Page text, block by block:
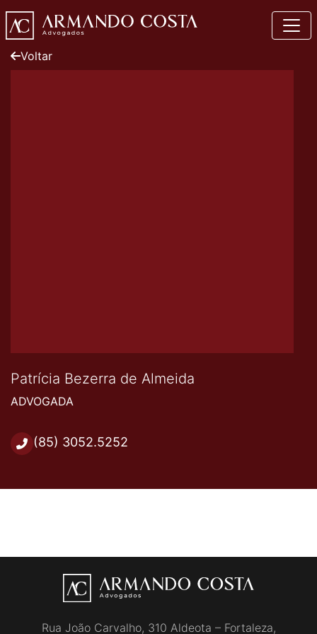
Voltar
Patrícia Bezerra de Almeida
ADVOGADA
(85) 3052.5252
Rua João Carvalho, 310 Aldeota – Fortaleza,